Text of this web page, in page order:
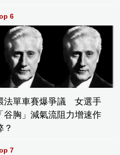
6
法單車賽爆爭議 女選手
「谷胸」減氣流阻力增速作
？
7